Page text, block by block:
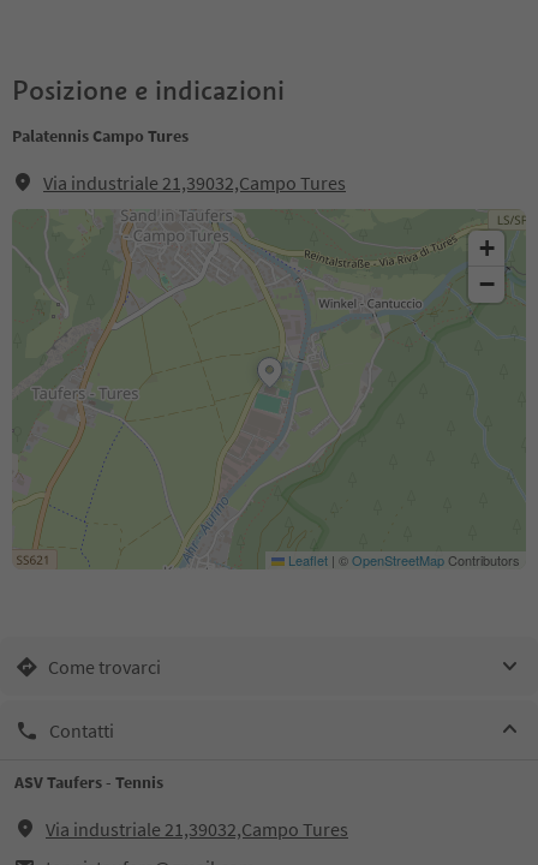
Posizione e indicazioni
Palatennis Campo Tures
Via industriale 21,39032,Campo Tures
+
−
Leaflet | ©OpenStreetMapContributors
Come trovarci
Contatti
ASV Taufers - Tennis
Via industriale 21,39032,Campo Tures